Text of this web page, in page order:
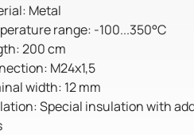
Metal
range: -100...350°C
200 cm
M24x1,5
width: 12 mm
Special insulation with